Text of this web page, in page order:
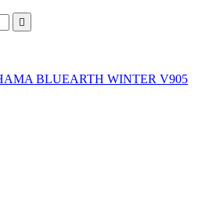

BLUEARTH WINTER V905